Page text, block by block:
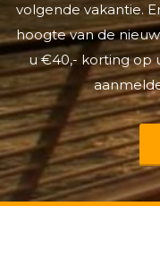
volgende vakantie.
hoogte van de
u €40,- korting op